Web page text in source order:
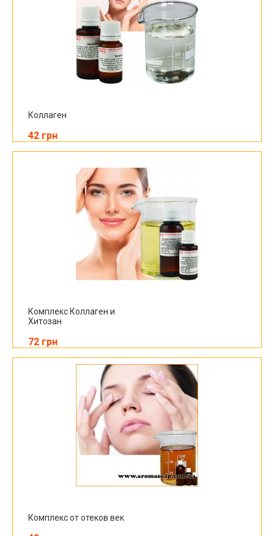
Коллаген
42 грн
Комплекс Коллаген и
Хитозан
72 грн
Комплекс от отеков век